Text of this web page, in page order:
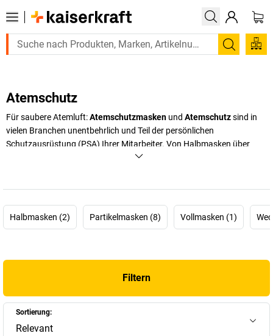
Suchen
Atemschutz
Für saubere Atemluft:Atemschutzmasken und Atemschutzsind in
vielen Branchen unentbehrlich und Teil der persönlichen
Schutzausrüstung (PSA) Ihrer Mitarbeiter. Von Halbmasken über
Filterschutzmasken bis zu Atemschutz-Vollmasken: Im Onlineshop
+Mehr anzeigen
Halbmasken (2)
Partikelmasken (8) Vollmasken (1)
Filtern
Sortierung:
Relevant